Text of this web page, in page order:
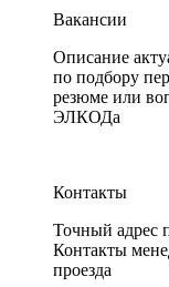
Вакансии
Описание
по подбору
резюме или
ЭЛКОДа
Контакты
Точный адрес
Контакты
проезда